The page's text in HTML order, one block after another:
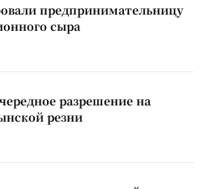
предпринимательницу
сыра
разрешение на
резни